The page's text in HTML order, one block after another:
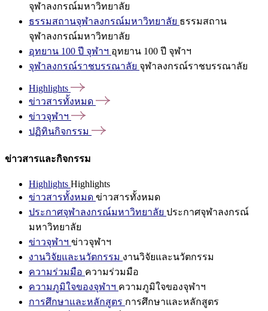
จุฬาลงกรณ์มหาวิทยาลัย
ธรรมสถานจุฬาลงกรณ์มหาวิทยาลัย ธรรมสถาน
จุฬาลงกรณ์มหาวิทยาลัย
อุทยาน 100 ปี จุฬาฯ อุทยาน 100 ปี จุฬาฯ
จุฬาลงกรณ์ราชบรรณาลัย จุฬาลงกรณ์ราชบรรณาลัย
Highlights
ข่าวสารทั้งหมด
ข่าวจุฬาฯ
ปฏิทินกิจกรรม
ข่าวสารและกิจกรรม
Highlights Highlights
ข่าวสารทั้งหมด ข่าวสารทั้งหมด
ประกาศจุฬาลงกรณ์มหาวิทยาลัย ประกาศจุฬาลงกรณ์
มหาวิทยาลัย
ข่าวจุฬาฯ ข่าวจุฬาฯ
งานวิจัยและนวัตกรรม งานวิจัยและนวัตกรรม
ความร่วมมือ ความร่วมมือ
ความภูมิใจของจุฬาฯ ความภูมิใจของจุฬาฯ
การศึกษาและหลักสูตร การศึกษาและหลักสูตร